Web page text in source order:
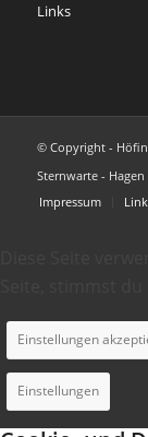
Links
© Copyright -
Sternwarte -
Impressum
Einstellungen
Einstellungen